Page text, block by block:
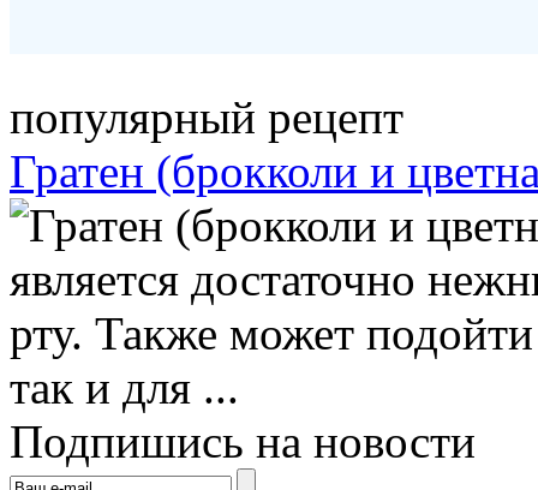
популярный рецепт
Гратен (брокколи и
является достаточно
рту. Также может
так и для ...
Подпишись на новости